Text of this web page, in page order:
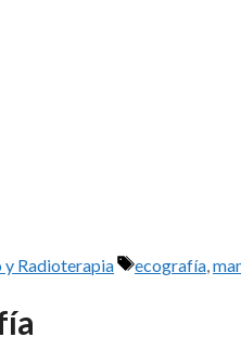
Radioterapia Etiquetas
ecografía,